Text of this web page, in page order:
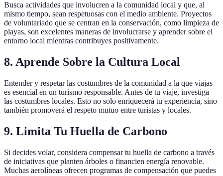
Busca actividades que involucren a la comunidad local y que, al
mismo tiempo, sean respetuosas con el medio ambiente. Proyectos
de voluntariado que se centran en la conservación, como limpieza de
playas, son excelentes maneras de involucrarse y aprender sobre el
entorno local mientras contribuyes positivamente.
8. Aprende Sobre la Cultura Local
Entender y respetar las costumbres de la comunidad a la que viajas
es esencial en un turismo responsable. Antes de tu viaje, investiga
las costumbres locales. Esto no solo enriquecerá tu experiencia, sino
también promoverá el respeto mutuo entre turistas y locales.
9. Limita Tu Huella de Carbono
Si decides volar, considera compensar tu huella de carbono a través
de iniciativas que planten árboles o financien energía renovable.
Muchas aerolíneas ofrecen programas de compensación que puedes